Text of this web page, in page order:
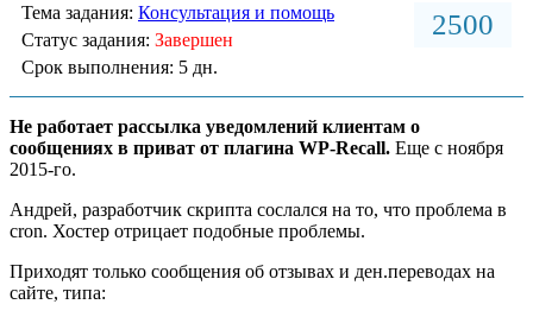
2500
Тема задания: Консультация и помощь
Статус задания: Завершен
Срок выполнения: 5 дн.
Не работает рассылка уведомлений клиентам о
сообщениях в приват от плагина WP-Recall. Еще с ноября
2015-го.
Андрей, разработчик скрипта сослался на то, что проблема в
cron. Хостер отрицает подобные проблемы.
Приходят только сообщения об отзывах и ден.переводах на
сайте, типа: